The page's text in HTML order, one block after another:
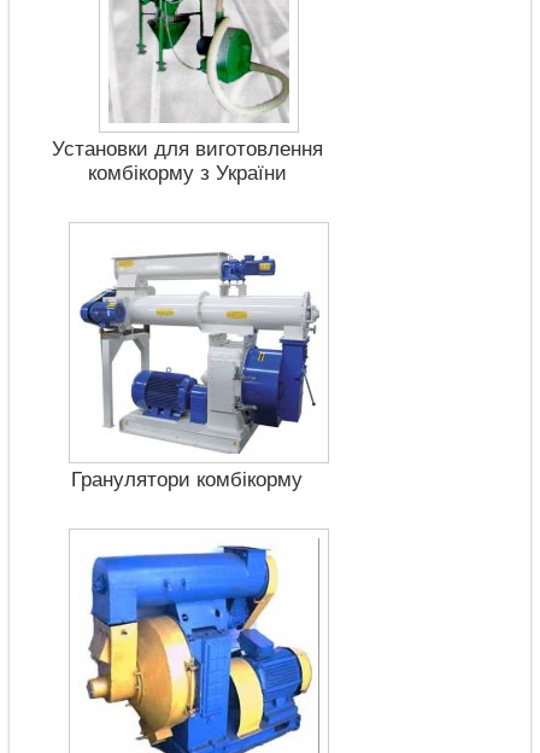
Установки для виготовлення
комбікорму з України
Гранулятори комбікорму